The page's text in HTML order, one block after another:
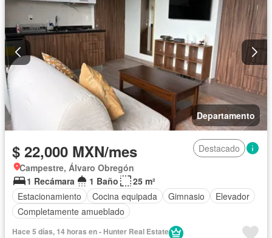
Departamento
$ 22,000 MXN/mes
Destacado
Campestre, Álvaro Obregón
1 Recámara
1 Baño
25 m²
Estacionamiento
Cocina equipada Gimnasio
Elevador
Completamente amueblado
Hace 5 días, 14 horas en - Hunter Real Estate